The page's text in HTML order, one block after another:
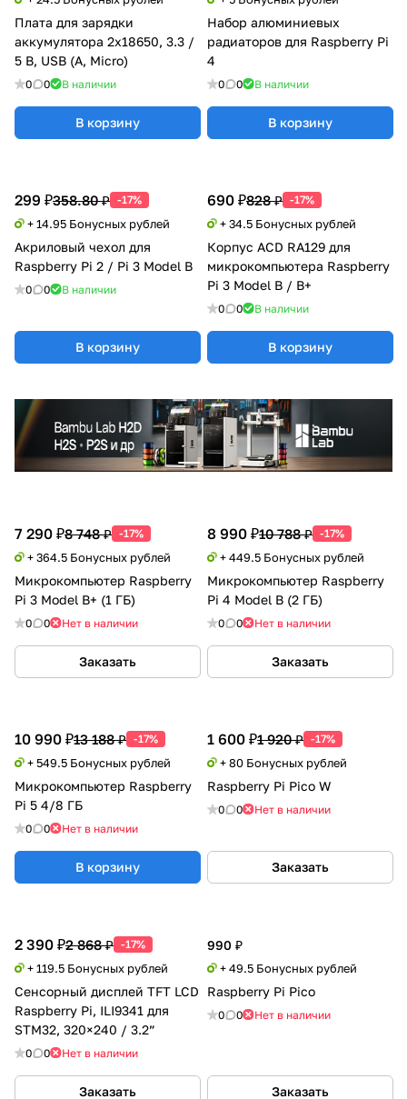
Плата для зарядки
аккумулятора 2x18650, 3.3 /
5 В, USB (A, Micro)
0 0 В наличии
В корзину
Набор алюминиевых
радиаторов для Raspberry Pi
4
0 0 В наличии
В корзину
299 ₽358.80 ₽ -17%
+ 14.95 Бонусных рублей
Акриловый чехол для
Raspberry Pi 2 / Pi 3 Model B
0 0 В наличии
В корзину
690 ₽828 ₽ -17%
+ 34.5 Бонусных рублей
Корпус ACD RA129 для
микрокомпьютера Raspberry
Pi 3 Model B / B+
0 0 В наличии
В корзину
7 290 ₽8 748 ₽ -17%
+ 364.5 Бонусных рублей
Микрокомпьютер Raspberry
Pi 3 Model B+ (1 ГБ)
0 0 Нет в наличии
Заказать
8 990 ₽10 788 ₽ -17%
+ 449.5 Бонусных рублей
Микрокомпьютер Raspberry
Pi 4 Model B (2 ГБ)
0 0 Нет в наличии
Заказать
10 990 ₽13 188 ₽ -17%
+ 549.5 Бонусных рублей
Микрокомпьютер Raspberry
Pi 5 4/8 ГБ
0 0 Нет в наличии
В корзину
1 600 ₽1 920 ₽ -17%
+ 80 Бонусных рублей
Raspberry Pi Pico W
0 0 Нет в наличии
Заказать
2 390 ₽2 868 ₽ -17%
+ 119.5 Бонусных рублей
Сенсорный дисплей TFT LCD
Raspberry Pi, ILI9341 для
STM32, 320×240 / 3.2”
0 0 Нет в наличии
Заказать
990 ₽
+ 49.5 Бонусных рублей
Raspberry Pi Pico
0 0 Нет в наличии
Заказать